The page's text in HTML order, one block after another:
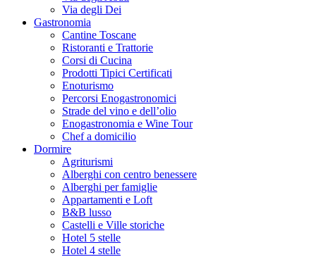
Via degli Dei
Gastronomia
Cantine Toscane
Ristoranti e Trattorie
Corsi di Cucina
Prodotti Tipici Certificati
Enoturismo
Percorsi Enogastronomici
Strade del vino e dell’olio
Enogastronomia e Wine Tour
Chef a domicilio
Dormire
Agriturismi
Alberghi con centro benessere
Alberghi per famiglie
Appartamenti e Loft
B&B lusso
Castelli e Ville storiche
Hotel 5 stelle
Hotel 4 stelle